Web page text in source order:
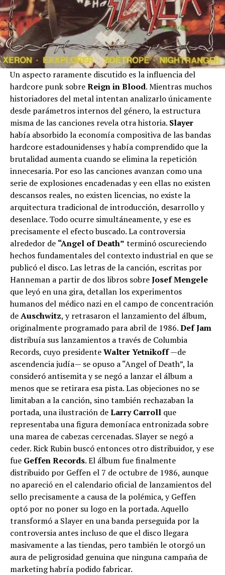
Un aspecto raramente discutido es la influencia del
hardcore punk sobreReign in Blood. Mientras muchos
historiadores del metal intentan analizarlo únicamente
desde parámetros internos del género, la estructura
misma de las canciones revela otra historia. Slayer
había absorbido la economía compositiva de las bandas
hardcore estadounidenses y había comprendido que la
brutalidad aumenta cuando se elimina la repetición
innecesaria. Por eso las canciones avanzan como una
serie de explosiones encadenadas y een ellas no existen
descansos reales, no existen licencias, no existe la
arquitectura tradicional de introducción, desarrollo y
desenlace. Todo ocurre simultáneamente, y ese es
precisamente el efecto buscado. La controversia
alrededor de “Angel of Death” terminó oscureciendo
hechos fundamentales del contexto industrial en que se
publicó el disco. Las letras de la canción, escritas por
Hanneman a partir de dos libros sobreJosef Mengele
que leyó en una gira, detallan los experimentos
humanos del médico nazi en el campo de concentración
deAuschwitz, y retrasaron el lanzamiento del álbum,
originalmente programado para abril de 1986.Def Jam
distribuía sus lanzamientos a través de Columbia
Records, cuyo presidenteWalter Yetnikoff—de
ascendencia judía— se opuso a “Angel of Death”, la
consideró antisemita y se negó a lanzar el álbum a
menos que se retirara esa pista. Las objeciones no se
limitaban a la canción, sino también rechazaban la
portada, una ilustración deLarry Carroll que
representaba una figura demoníaca entronizada sobre
una marea de cabezas cercenadas. Slayer se negó a
ceder. Rick Rubin buscó entonces otro distribuidor, y ese
fue Geffen Records. El álbum fue finalmente
distribuido por Geffen el 7 de octubre de 1986, aunque
no apareció en el calendario oficial de lanzamientos del
sello precisamente a causa de la polémica, y Geffen
optó por no poner su logo en la portada. Aquello
transformó a Slayer en una banda perseguida por la
controversia antes incluso de que el disco llegara
masivamente a las tiendas, pero también le otorgó un
aura de peligrosidad genuina que ninguna campaña de
marketing habría podido fabricar.